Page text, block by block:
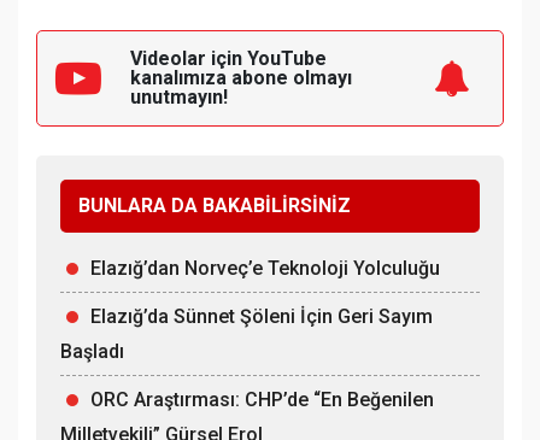
Videolar için YouTube
kanalımıza abone olmayı
unutmayın!
BUNLARA DA BAKABİLİRSİNİZ
Elazığ’dan Norveç’e Teknoloji Yolculuğu
Elazığ’da Sünnet Şöleni İçin Geri Sayım
Başladı
ORC Araştırması: CHP’de “En Beğenilen
Milletvekili” Gürsel Erol